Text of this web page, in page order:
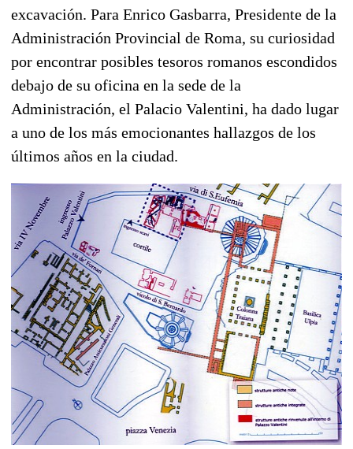
excavación. Para Enrico Gasbarra, Presidente de la
Administración Provincial de Roma, su curiosidad
por encontrar posibles tesoros romanos escondidos
debajo de su oficina en la sede de la
Administración, el Palacio Valentini, ha dado lugar
a uno de los más emocionantes hallazgos de los
últimos años en la ciudad.